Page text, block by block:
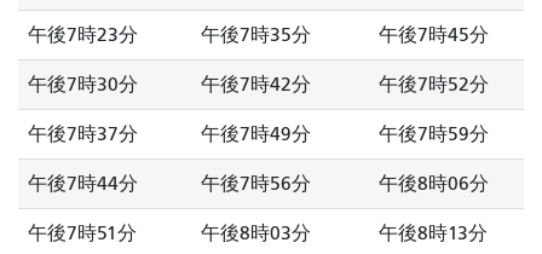
午後7時23分 午後7時35分 午後7時45分
午後7時30分 午後7時42分 午後7時52分
午後7時37分 午後7時49分 午後7時59分
午後7時44分 午後7時56分 午後8時06分
午後7時51分 午後8時03分 午後8時13分